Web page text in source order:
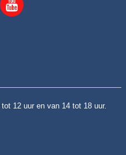
12 uur en van 14 tot 18 uur.